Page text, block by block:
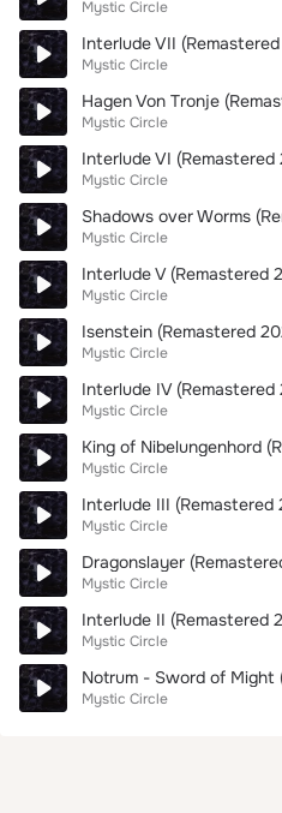
Mystic Circle
Interlude VII
Mystic Circle
Hagen Von Tronje
Mystic Circle
Interlude VI (Remastered
Mystic Circle
Shadows over Worms
Mystic Circle
Interlude V (Remastered
Mystic Circle
Isenstein (Remastered
Mystic Circle
Interlude IV (Remastered
Mystic Circle
King of Nibelungenhord
Mystic Circle
Interlude III (Remastered
Mystic Circle
Dragonslayer
Mystic Circle
Interlude II (Remastered
Mystic Circle
Notrum - Sword of Might
Mystic Circle